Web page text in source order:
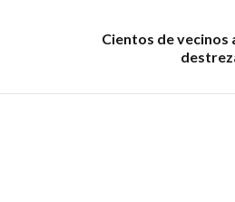
Cientos de vecinos